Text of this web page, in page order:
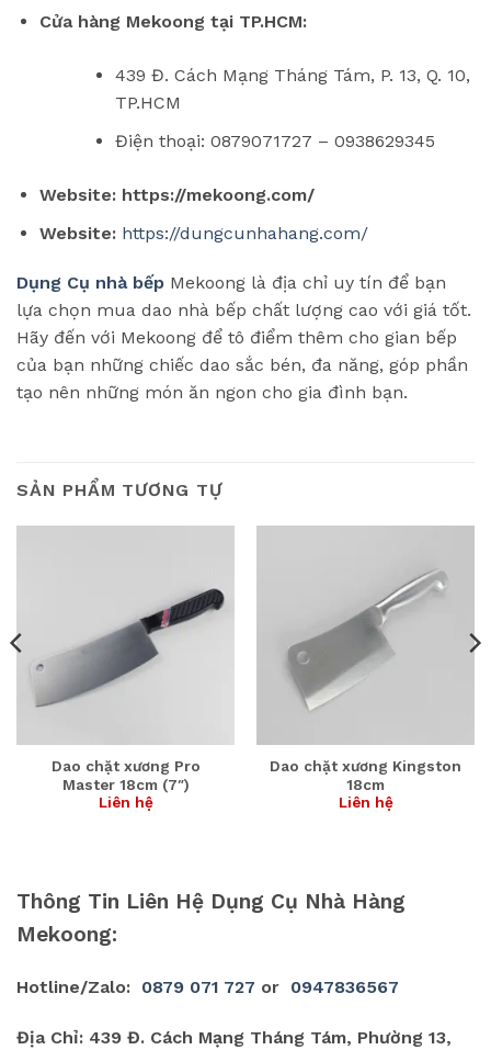
Cửa hàng Mekoong tại TP.HCM:
439 Đ. Cách Mạng Tháng Tám, P. 13, Q. 10,
TP.HCM
Điện thoại: 0879071727 – 0938629345
Website: https://mekoong.com/
Website: https://dungcunhahang.com/
Dụng Cụ nhà bếp Mekoong là địa chỉ uy tín để bạn
lựa chọn mua dao nhà bếp chất lượng cao với giá tốt.
Hãy đến với Mekoong để tô điểm thêm cho gian bếp
của bạn những chiếc dao sắc bén, đa năng, góp phần
tạo nên những món ăn ngon cho gia đình bạn.
SẢN PHẨM TƯƠNG TỰ
Dao chặt xương Pro
Master 18cm (7″)
Liên hệ
Dao chặt xương Kingston
18cm
Liên hệ
Thông Tin Liên Hệ Dụng Cụ Nhà Hàng
Mekoong:
Hotline/Zalo: 0879 071 727 or 0947836567
Địa Chỉ: 439 Đ. Cách Mạng Tháng Tám, Phường 13,